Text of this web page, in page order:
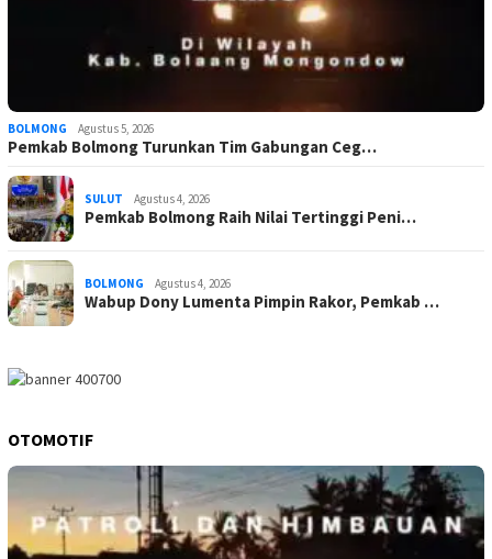
BOLMONG Agustus 5, 2026
Pemkab Bolmong Turunkan Tim Gabungan Ceg…
SULUT Agustus 4, 2026
Pemkab Bolmong Raih Nilai Tertinggi Peni…
BOLMONG Agustus 4, 2026
Wabup Dony Lumenta Pimpin Rakor, Pemkab …
OTOMOTIF